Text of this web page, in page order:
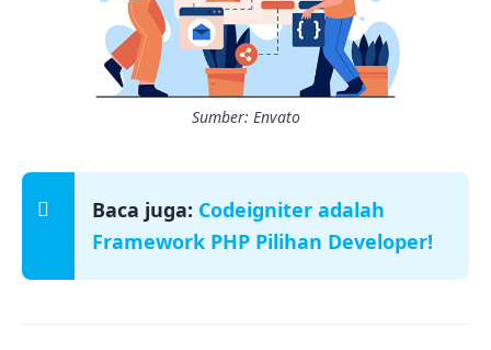
Sumber: Envato
Baca juga: Codeigniter adalah
Framework PHP Pilihan Developer!